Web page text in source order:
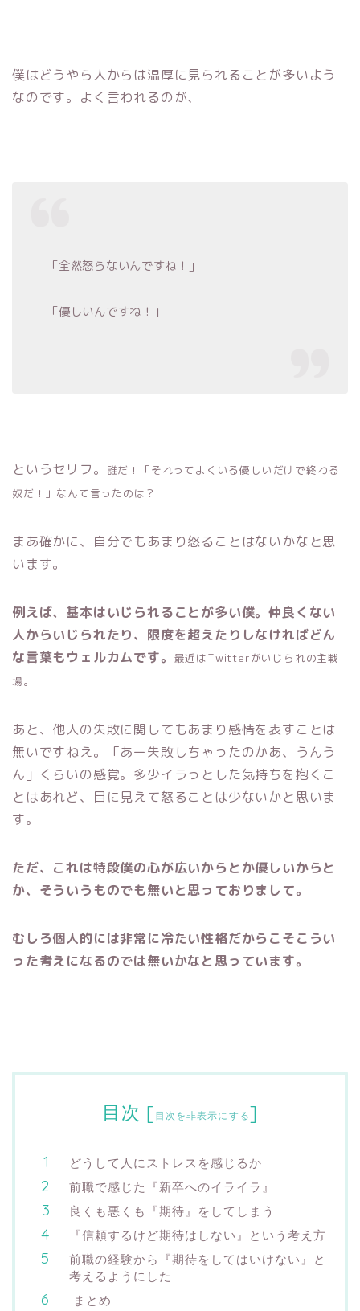
僕はどうやら人からは温厚に見られることが多いよう
なのです。よく言われるのが、
「全然怒らないんですね！」
「優しいんですね！」
というセリフ。
誰だ！「それってよくいる優しいだけで終わる
奴だ！」なんて言ったのは？
まあ確かに、自分でもあまり怒ることはないかなと思
います。
例えば、基本はいじられることが多い僕。仲良くない
人からいじられたり、限度を超えたりしなければどん
な言葉もウェルカムです。
最近はTwitterがいじられの主戦
場。
あと、他人の失敗に関してもあまり感情を表すことは
無いですねえ。「あー失敗しちゃったのかあ、うんう
ん」くらいの感覚。多少イラっとした気持ちを抱くこ
とはあれど、目に見えて怒ることは少ないかと思いま
す。
ただ、これは特段僕の心が広いからとか優しいからと
か、そういうものでも無いと思っておりまして。
むしろ個人的には非常に冷たい性格だからこそこうい
った考えになるのでは無いかなと思っています。
目次 [ 目次を非表示にする]
どうして人にストレスを感じるか
前職で感じた『新卒へのイライラ』
良くも悪くも『期待』をしてしまう
『信頼するけど期待はしない』という考え方
前職の経験から『期待をしてはいけない』と
考えるようにした
まとめ